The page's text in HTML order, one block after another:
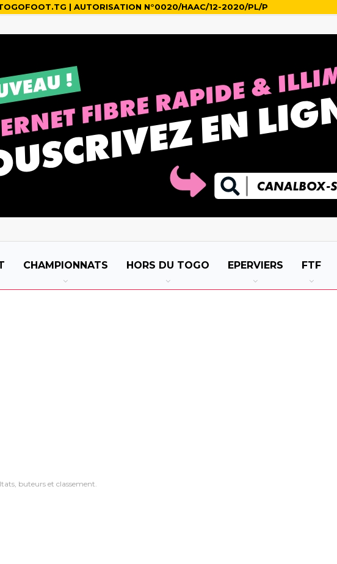
| AUTORISATION N°0020/HAAC/12-2020/PL/P
CHAMPIONNATS HORS DU TOGO EPERVIERS FTF
buteurs et classement.